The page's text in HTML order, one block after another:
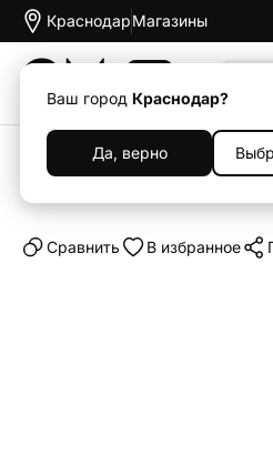
Краснодар
Ваш город Краснодар?
Да, верно
Магазины
Каталог Аксессуары
Защитное стекло
Cравнить В избранное